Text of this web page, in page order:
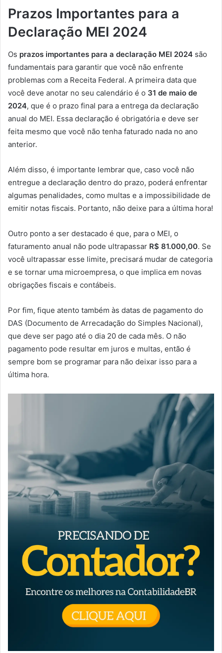
Prazos Importantes para a
Declaração MEI 2024
Os prazos importantes para a declaração MEI 2024 são
fundamentais para garantir que você não enfrente
problemas com a Receita Federal. A primeira data que
você deve anotar no seu calendário é o 31 de maio de
2024, que é o prazo final para a entrega da declaração
anual do MEI. Essa declaração é obrigatória e deve ser
feita mesmo que você não tenha faturado nada no ano
anterior.
Além disso, é importante lembrar que, caso você não
entregue a declaração dentro do prazo, poderá enfrentar
algumas penalidades, como multas e a impossibilidade de
emitir notas fiscais. Portanto, não deixe para a última hora!
Outro ponto a ser destacado é que, para o MEI, o
faturamento anual não pode ultrapassar R$ 81.000,00. Se
você ultrapassar esse limite, precisará mudar de categoria
e se tornar uma microempresa, o que implica em novas
obrigações fiscais e contábeis.
Por fim, fique atento também às datas de pagamento do
DAS (Documento de Arrecadação do Simples Nacional),
que deve ser pago até o dia 20 de cada mês. O não
pagamento pode resultar em juros e multas, então é
sempre bom se programar para não deixar isso para a
última hora.